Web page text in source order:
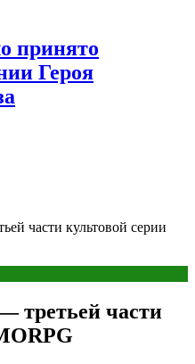
принято
Героя
части культовой серии
третьей части